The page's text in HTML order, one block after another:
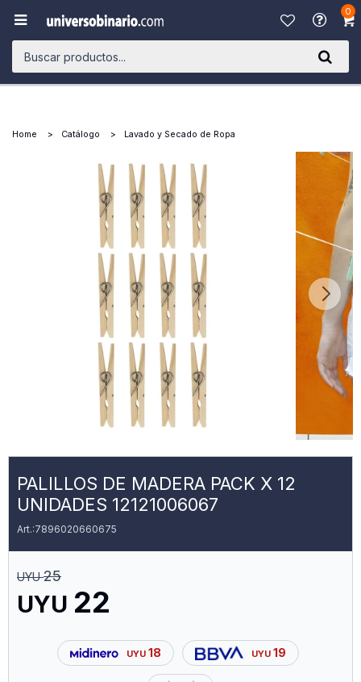
0

Home Catálogo Lavado y Secado de Ropa
PALILLOS DE MADERA PACK X 12
UNIDADES 12121006067
7896020660675
UYU 22
UYU 25
UYU 18 UYU 19